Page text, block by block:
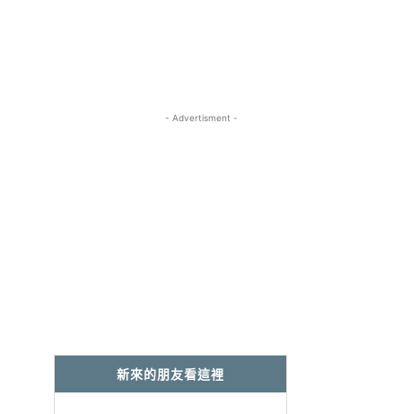
- Advertisment -
新來的朋友看這裡